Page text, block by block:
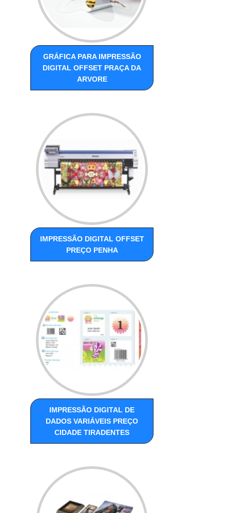
GRÁFICA PARA IMPRESSÃO
DIGITAL OFFSET PRAÇA DA
ARVORE
IMPRESSÃO DIGITAL OFFSET
PREÇO PENHA
IMPRESSÃO DIGITAL DE
DADOS VARIÁVEIS PREÇO
CIDADE TIRADENTES